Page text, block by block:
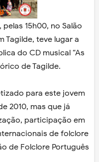
15h00, no Salão
Tagilde, teve lugar a
do CD musical “As
de Tagilde.
para este jovem
2010, mas que já
participação em
de folclore
de Folclore Português